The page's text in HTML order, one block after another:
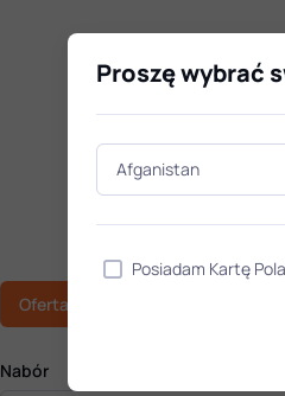
Oferta
Nabór
Proszę wybrać
Posiadam Kartę